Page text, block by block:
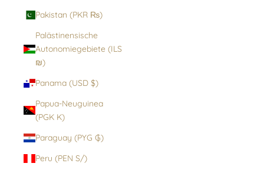
Pakistan (PKR ₨)
Palästinensische
Autonomiegebiete (ILS
₪)
Panama (USD $)
Papua-Neuguinea
(PGK K)
Paraguay (PYG ₲)
Peru (PEN S/)